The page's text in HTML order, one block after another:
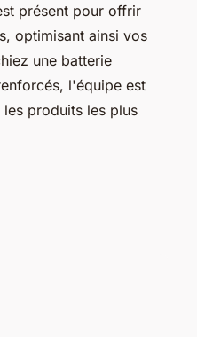
présent pour offrir
optimisant ainsi vos
une batterie
l'équipe est
produits les plus